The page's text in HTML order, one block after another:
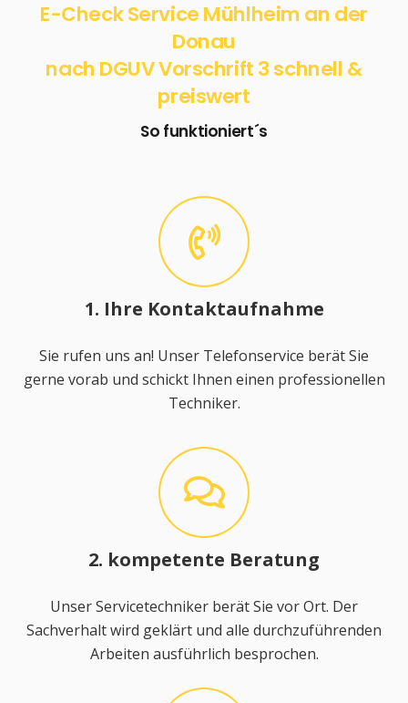
E-Check Service Mühlheim an der
Donau
nach DGUV Vorschrift 3 schnell &
preiswert
So funktioniert´s
1. Ihre Kontaktaufnahme
Sie rufen uns an! Unser Telefonservice berät Sie
gerne vorab und schickt Ihnen einen professionellen
Techniker.
2. kompetente Beratung
Unser Servicetechniker berät Sie vor Ort. Der
Sachverhalt wird geklärt und alle durchzuführenden
Arbeiten ausführlich besprochen.